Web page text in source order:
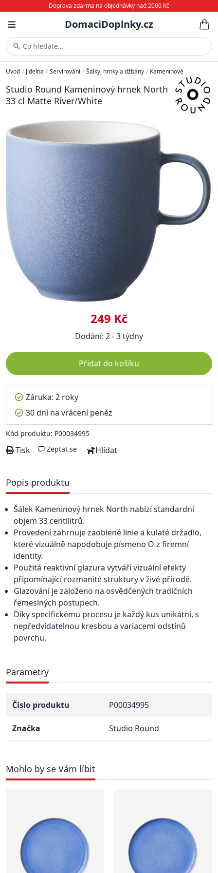
Doprava zdarma na objednávky nad 2000 Kč
DomaciDoplnky.cz
Co hledáte...
Úvod / Jídelna / Servírování / Šálky, hrnky a džbány / Kameninové
Studio Round Kameninový hrnek North
33 cl Matte River/White
249 Kč
Dodání: 2 - 3 týdny
Přidat do košíku
Záruka: 2 roky
30 dní na vrácení peněz
Kód produktu: P00034995
Tisk Zeptat se Hlídat
Popis produktu
Šálek Kameninový hrnek North nabízí standardní
objem 33 centilitrů.
Provedení zahrnuje zaoblené linie a kulaté držadlo,
které vizuálně napodobuje písmeno O z firemní
identity.
Použitá reaktivní glazura vytváří vizuální efekty
připomínající rozmanité struktury v živé přírodě.
Glazování je založeno na osvědčených tradičních
řemeslných postupech.
Díky specifickému procesu je každý kus unikátní, s
nepředvídatelnou kresbou a variacemi odstínů
povrchu.
Parametry
Číslo produktu P00034995
Značka Studio Round
Mohlo by se Vám líbit